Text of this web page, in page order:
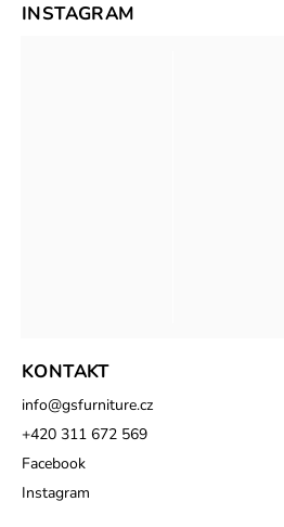
KONTAKT
info@gsfurniture.cz
+420 311 672 569
Facebook
Instagram
INSTAGRAM